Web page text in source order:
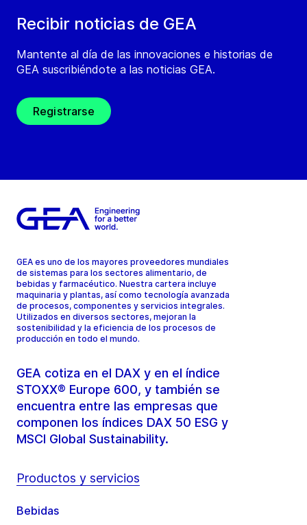
Recibir noticias de GEA
Mantente al día de las innovaciones e historias de
GEA suscribiéndote a las noticias GEA.
Registrarse
GEA es uno de los mayores proveedores mundiales
de sistemas para los sectores alimentario, de
bebidas y farmacéutico. Nuestra cartera incluye
maquinaria y plantas, así como tecnología avanzada
de procesos, componentes y servicios integrales.
Utilizados en diversos sectores, mejoran la
sostenibilidad y la eficiencia de los procesos de
producción en todo el mundo.
GEA cotiza en el DAX y en el índice
STOXX® Europe 600, y también se
encuentra entre las empresas que
componen los índices DAX 50 ESG y
MSCI Global Sustainability.
Productos y servicios
Bebidas